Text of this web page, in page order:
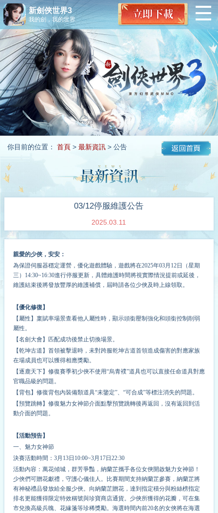
新劍俠世界3
我的劍，我的世界
你目前的位置： 首頁> 最新資訊> 公告
03/12停服維護公告
2025.03.11
親愛的少俠，安安：
為保證伺服器穩定運營，優化遊戲體驗，遊戲將在2025年03月 12日（星期
三）14:30~16:30進行停服更新，具體維護時間將視實際情況提前或延後，
維護結束後將發放豐厚的維護補償，屆時請各位少俠及時上線領取。
【優化修復】
【屬性】稟賦率場景查看他人屬性時，顯示頭銜壓制強化和頭銜控制削弱
屬性。
【名劍大會】匹配成功後禁止切換場景。
【乾坤古道】首領被擊退時，未對跨服乾坤古道首領造成傷害的對應家族
在場成員也可以獲得相應獎勵。
【逐鹿天下】修復賽季初少俠不使用“烏青襆”道具也可以直接任命道具對應
官職品級的問題。
【背包】修復背包內裝備類道具“未鑒定”、“可合成”等標注消失的問題。
【預覽跳轉】修復魅力女神節介面點擊預覽跳轉後再返回，沒有返回到活
動介面的問題。
【活動預告】
一、魅力女神節
決賽活動時間：3月13日10:00~3月17日22:30
活動內容：萬花傾城，群芳爭豔，納蘭芷攜手各位女俠開啟魅力女神節！
少俠們可贈花獻禮，守護心儀佳人。比賽期間支持納蘭芷參賽，納蘭芷將
有神秘禮品發放給全服少俠。向納蘭芷贈花，達到指定積分與粉絲榜指定
排名更能獲得限定特效稱號與珍寶商店通貨。少俠所獲得的花瓣，可在集
市兌換高級兵魄、花緣箋等珍稀獎勵。海選時間內前20名的女俠將在海選